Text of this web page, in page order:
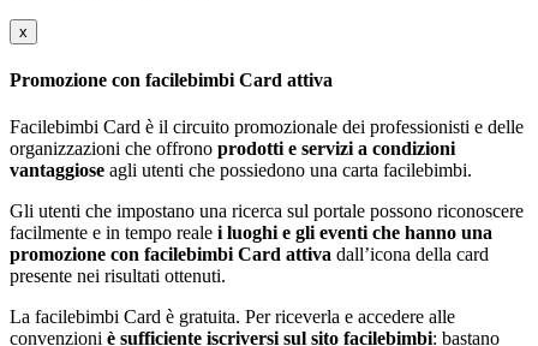
x
Promozione con facilebimbi Card attiva
Facilebimbi Card è il circuito promozionale dei professionisti e delle
organizzazioni che offrono prodotti e servizi a condizioni
vantaggiose agli utenti che possiedono una carta facilebimbi.
Gli utenti che impostano una ricerca sul portale possono riconoscere
facilmente e in tempo reale i luoghi e gli eventi che hanno una
promozione con facilebimbi Card attiva dall’icona della card
presente nei risultati ottenuti.
La facilebimbi Card è gratuita. Per riceverla e accedere alle
convenzioni è sufficiente iscriversi sul sito facilebimbi: bastano